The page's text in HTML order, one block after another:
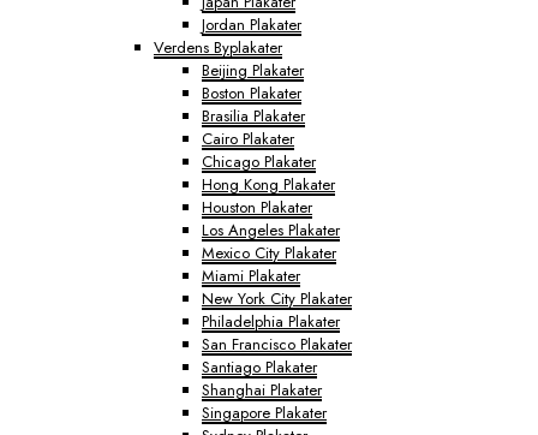
Jordan Plakater
Verdens Byplakater
Beijing Plakater
Boston Plakater
Brasilia Plakater
Cairo Plakater
Chicago Plakater
Hong Kong Plakater
Houston Plakater
Los Angeles Plakater
Mexico City Plakater
Miami Plakater
New York City Plakater
Philadelphia Plakater
San Francisco Plakater
Santiago Plakater
Shanghai Plakater
Singapore Plakater